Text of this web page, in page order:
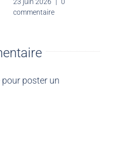
23 juin 2026 | 0
commentaire
pour poster un